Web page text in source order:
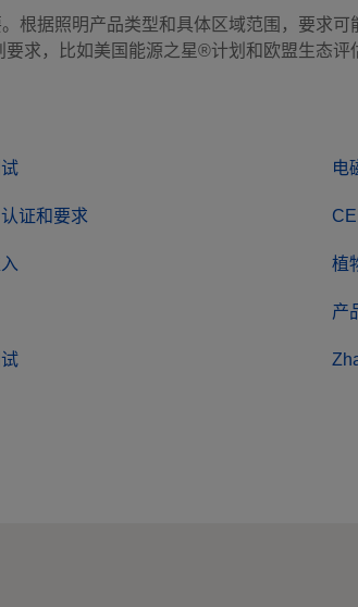
根据照明产品类型和具体区域范围，要求
求，比如美国能源之星®计划和欧盟生态
电
证和要求
植
产